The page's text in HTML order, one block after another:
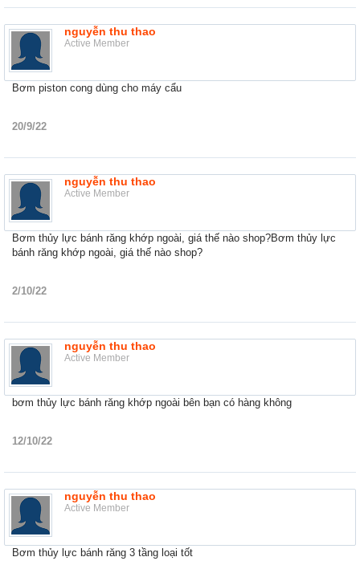
nguyễn thu thao
Active Member
Bơm piston cong dùng cho máy cẩu
20/9/22
nguyễn thu thao
Active Member
Bơm thủy lực bánh răng khớp ngoài, giá thế nào shop?Bơm thủy lực
bánh răng khớp ngoài, giá thế nào shop?
2/10/22
nguyễn thu thao
Active Member
bơm thủy lực bánh răng khớp ngoài bên bạn có hàng không
12/10/22
nguyễn thu thao
Active Member
Bơm thủy lực bánh răng 3 tầng loại tốt